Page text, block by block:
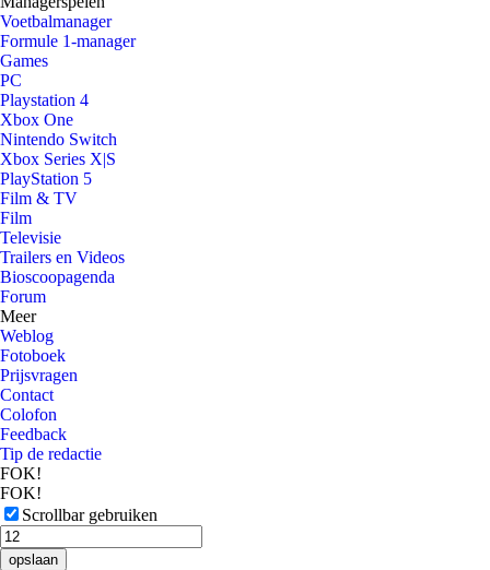
Voetbalmanager
Formule 1-manager
Games
PC
Playstation 4
Xbox One
Nintendo Switch
Xbox Series X|S
PlayStation 5
Film & TV
Film
Televisie
Trailers en Videos
Bioscoopagenda
Forum
Meer
Weblog
Fotoboek
Prijsvragen
Contact
Colofon
Feedback
Tip de redactie
FOK!
FOK!
Scrollbar gebruiken
opslaan